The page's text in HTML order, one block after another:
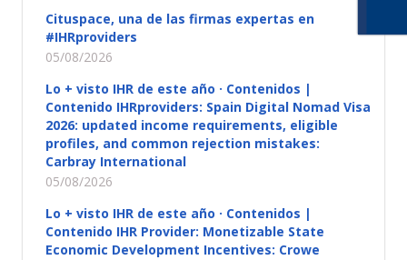
Cituspace, una de las firmas expertas en
#IHRproviders
05/08/2026
Lo + visto IHR de este año · Contenidos |
Contenido IHRproviders: Spain Digital Nomad Visa
2026: updated income requirements, eligible
profiles, and common rejection mistakes:
Carbray International
05/08/2026
Lo + visto IHR de este año · Contenidos |
Contenido IHR Provider: Monetizable State
Economic Development Incentives: Crowe